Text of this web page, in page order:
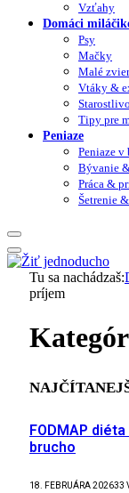
Vzťahy
Domáci
Psy
Mačky
Malé
Vtáky &
Tipy pre
Peniaze
Peniaze v
Bývanie
Práca &
Šetrenie
Tu sa nachádzaš:
príjem
FODMAP
brucho
18. FEBRUÁRA 202633